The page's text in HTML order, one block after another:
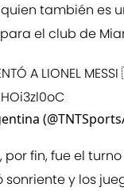
también es
el club de
A LIONEL
por fin, fue el
sonriente y los